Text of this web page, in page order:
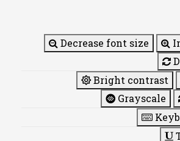
Decrease font size
Bright contrast
Grayscale